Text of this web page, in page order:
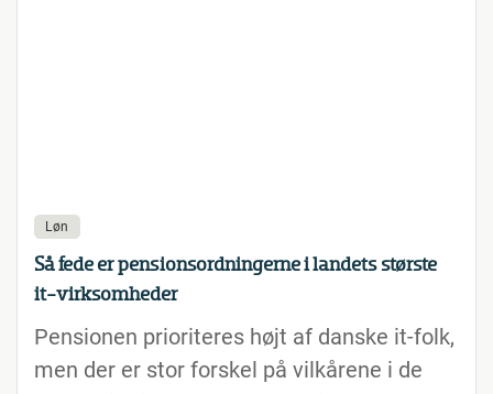
Løn
Så fede er pensionsordningerne i landets største
it-virksomheder
Pensionen prioriteres højt af danske it-folk,
men der er stor forskel på vilkårene i de